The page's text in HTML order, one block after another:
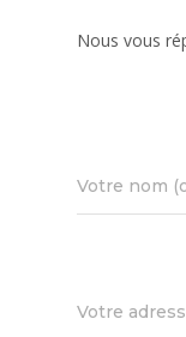
Nous vous
Votre nom
Votre